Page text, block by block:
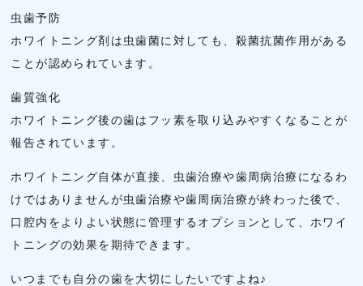
虫歯予防
ホワイトニング剤は虫歯菌に対しても、殺菌抗菌作用がある
ことが認められています。
歯質強化
ホワイトニング後の歯はフッ素を取り込みやすくなることが
報告されています。
ホワイトニング自体が直接、虫歯治療や歯周病治療になるわ
けではありませんが虫歯治療や歯周病治療が終わった後で、
口腔内をよりよい状態に管理するオプションとして、ホワイ
トニングの効果を期待できます。
いつまでも自分の歯を大切にしたいですよね♪